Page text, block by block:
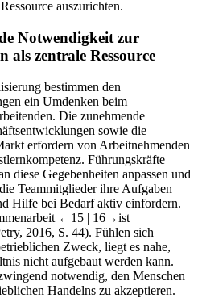
auszurichten.
Notwendigkeit zur
als zentrale Ressource
bestimmen den
ein Umdenken beim
Die zunehmende
sowie die
erfordern von Arbeitnehmenden
Führungskräfte
diese Gegebenheiten anpassen und
Teammitglieder ihre Aufgaben
Hilfe bei Bedarf aktiv einfordern.
←15 | 16→ist
2016, S. 44). Fühlen sich
Zweck, liegt es nahe,
nicht aufgebaut werden kann.
notwendig, den Menschen
Handelns zu akzeptieren.